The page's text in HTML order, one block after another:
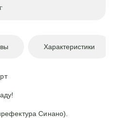
Характеристики
Синано).